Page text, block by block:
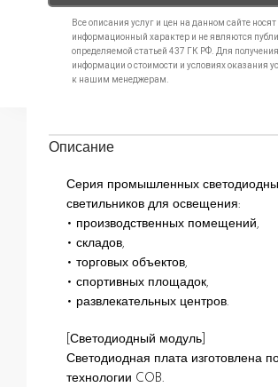
Все описания услуг и цен на данном сайте
информационный характер и не являются
определяемой статьей 437 ГК РФ. Для получения
информации о стоимости и условиях оказания
к нашим менеджерам.
Описание
Серия промышленных
светильников для освещения:
• производственных помещений,
• складов,
• торговых объектов,
• спортивных площадок,
• развлекательных центров.
[Светодиодный модуль]
Светодиодная плата изготовлена
технологии COB.